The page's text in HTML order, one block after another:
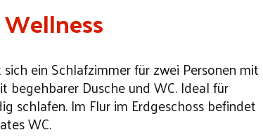
ein Schlafzimmer für zwei Personen mit
begehbarer Dusche und WC. Ideal für
schlafen. Im Flur im Erdgeschoss befindet
WC.